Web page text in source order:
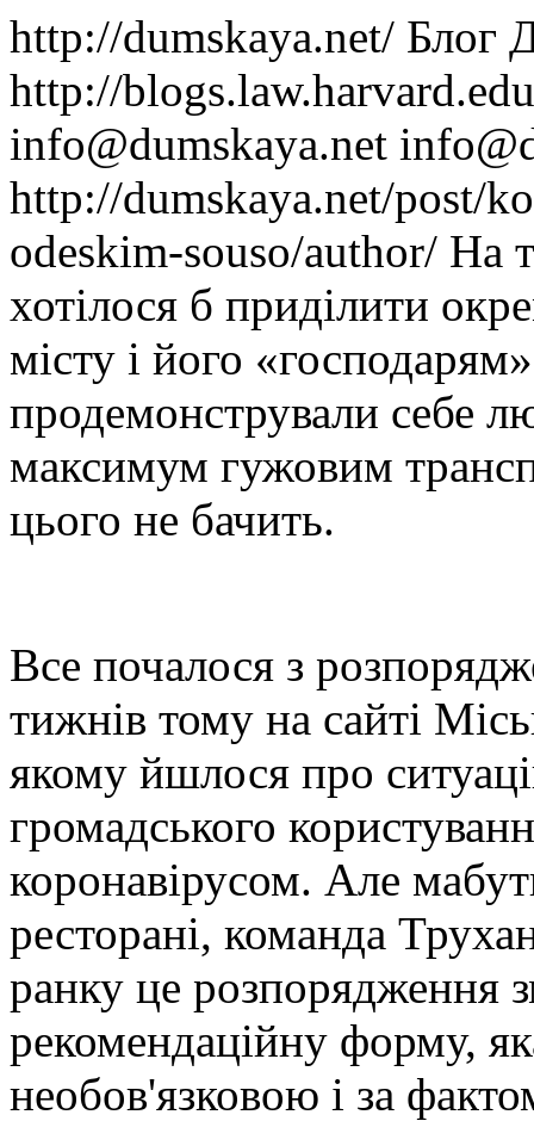
http://dumskaya.net/ Блог
http://
info@dumskaya.net
http://dumskaya.net/post/
odeskim-souso/author/ На
хотілося б приділити
місту і його
продемонстрували себе
максимум гужовим
цього не бачить.
Все почалося з
тижнів тому на сайті
якому йшлося про
громадського
коронавірусом. Але
ресторані, команда
ранку це розпорядження
рекомендаційну форму,
необов'язковою і за